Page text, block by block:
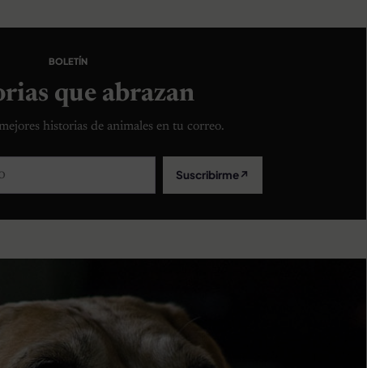
BOLETÍN
que abrazan
historias de animales en tu correo.
Suscribirme↗